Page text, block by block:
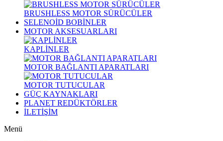
BRUSHLESS MOTOR SÜRÜCÜLER
SELENOİD BOBİNLER
MOTOR AKSESUARLARI
KAPLİNLER
MOTOR BAĞLANTI APARATLARI
MOTOR TUTUCULAR
GÜÇ KAYNAKLARI
PLANET REDÜKTÖRLER
İLETİŞİM
Menü